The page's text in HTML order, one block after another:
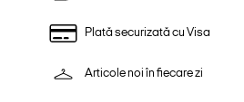
Plată securizată cu Visa
Articole noi în fiecare zi